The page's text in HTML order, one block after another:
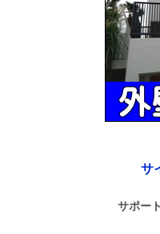
サ
サポー